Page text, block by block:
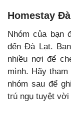
Homestay
Nhóm của bạn
đến Đà Lạt.
nhiều nơi để
mình. Hãy
nhóm sau để
trú ngụ tuyệt vời